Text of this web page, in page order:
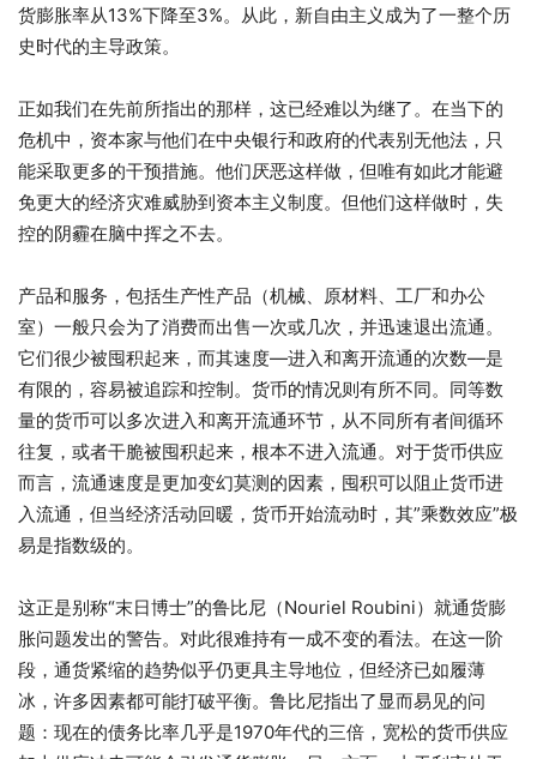
货膨胀率从13%下降至3%。从此，新自由主义成为了一整个历
史时代的主导政策。
正如我们在先前所指出的那样，这已经难以为继了。在当下的
危机中，资本家与他们在中央银行和政府的代表别无他法，只
能采取更多的干预措施。他们厌恶这样做，但唯有如此才能避
免更大的经济灾难威胁到资本主义制度。但他们这样做时，失
控的阴霾在脑中挥之不去。
产品和服务，包括生产性产品（机械、原材料、工厂和办公
室）一般只会为了消费而出售一次或几次，并迅速退出流通。
它们很少被囤积起来，而其速度—进入和离开流通的次数—是
有限的，容易被追踪和控制。货币的情况则有所不同。同等数
量的货币可以多次进入和离开流通环节，从不同所有者间循环
往复，或者干脆被囤积起来，根本不进入流通。对于货币供应
而言，流通速度是更加变幻莫测的因素，囤积可以阻止货币进
入流通，但当经济活动回暖，货币开始流动时，其”乘数效应”极
易是指数级的。
这正是别称“末日博士”的鲁比尼（Nouriel Roubini）就通货膨
胀问题发出的警告。对此很难持有一成不变的看法。在这一阶
段，通货紧缩的趋势似乎仍更具主导地位，但经济已如履薄
冰，许多因素都可能打破平衡。鲁比尼指出了显而易见的问
题：现在的债务比率几乎是1970年代的三倍，宽松的货币供应